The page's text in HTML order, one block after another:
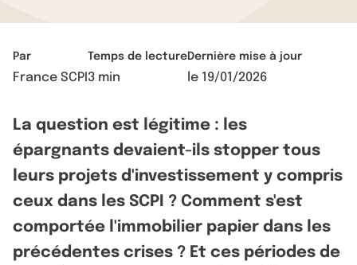
Par
France SCPI
Temps de lecture
3 min
Dernière mise à jour
le 19/01/2026
La question est légitime : les
épargnants devaient-ils stopper tous
leurs projets d'investissement y compris
ceux dans les SCPI ? Comment s'est
comportée l'immobilier papier dans les
précédentes crises ? Et ces périodes de